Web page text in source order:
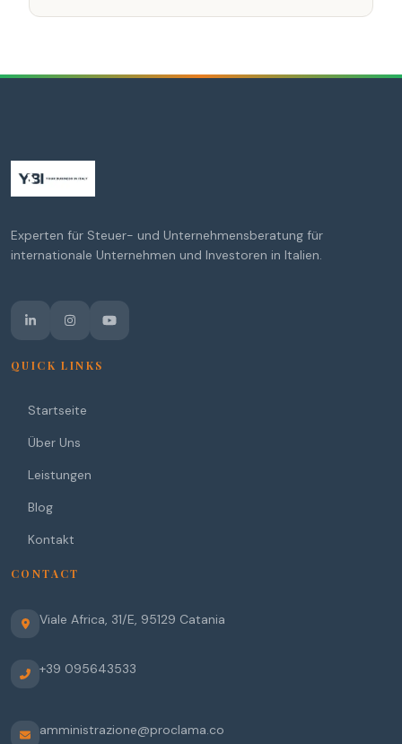
Experten für Steuer- und Unternehmensberatung für
internationale Unternehmen und Investoren in Italien.
QUICK LINKS
Startseite
Über Uns
Leistungen
Blog
Kontakt
CONTACT
Viale Africa, 31/E, 95129 Catania
+39 095643533
amministrazione@proclama.co